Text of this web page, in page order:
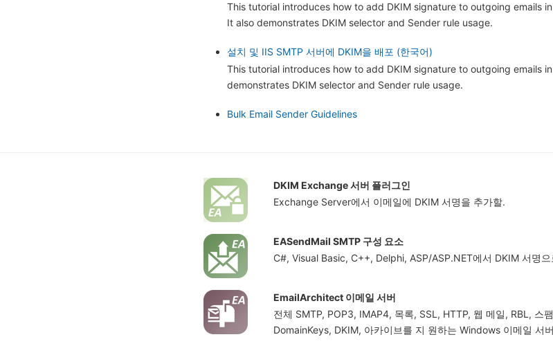
This tutorial introduces how to add DKIM signature to outgoing emails
It also demonstrates DKIM selector and Sender rule usage.
설치 및 IIS SMTP 서버에 DKIM을 배포 (한국어)
This tutorial introduces how to add DKIM signature to outgoing emails
demonstrates DKIM selector and Sender rule usage.
Bulk Email Sender Guidelines
DKIM Exchange 서버 플러그인
Exchange Server에서 이메일에 DKIM 서명을 추가할.
EASendMail SMTP 구성 요소
C#, Visual Basic, C++, Delphi, ASP/ASP.NET에서 DKIM 서명
EmailArchitect 이메일 서버
전체 SMTP, POP3, IMAP4, 목록, SSL, HTTP, 웹 메일, RBL, 스
DomainKeys, DKIM, 아카이브를 지 원하는 Windows 이메일 서